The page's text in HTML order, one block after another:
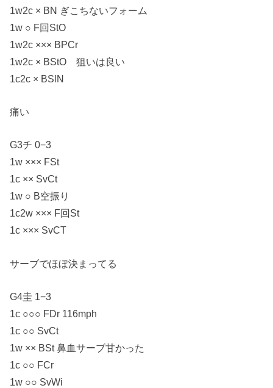
1w2c × BN ぎこちないフォーム
1w ○ F回StO
1w2c ××× BPCr
1w2c × BStO 狙いは良い
1c2c × BSlN
痛い
G3チ 0−3
1w ××× FSt
1c ×× SvCt
1w ○ B空振り
1c2w ××× F回St
1c ××× SvCT
サーブでほぼ決まってる
G4圭 1−3
1c ○○○ FDr 116mph
1c ○○ SvCt
1w ×× BSt 鼻血サーブ甘かった
1c ○○ FCr
1w ○○ SvWi